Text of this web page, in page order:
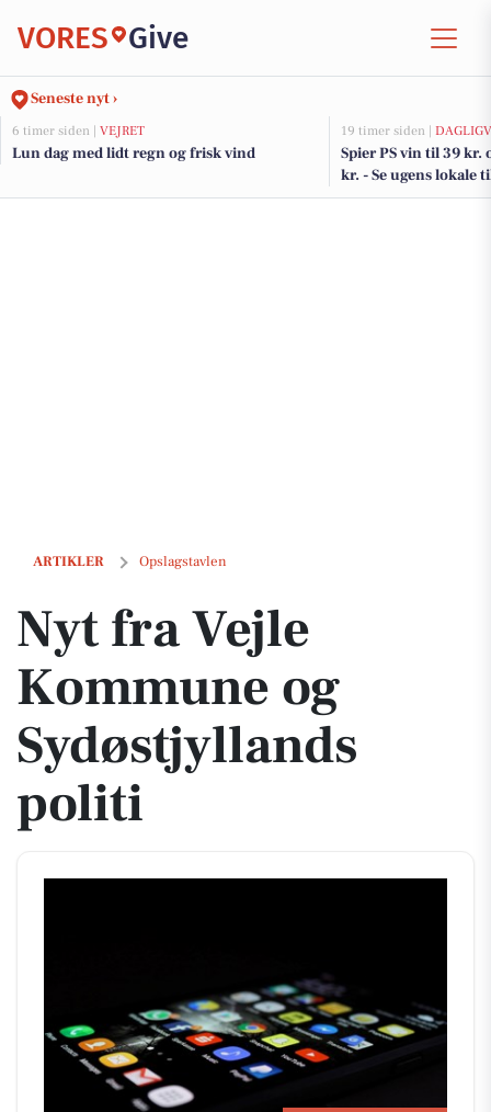
VORES Give
Seneste nyt ›
6 timer siden | VEJRET
Lun dag med lidt regn og frisk vind
19 timer siden |
Spier PS vin til 39 kr.
kr. - Se ugens lokale
ARTIKLER Opslagstavlen
Nyt fra Vejle Kommune og Sydøstjyllands politi
Nyt fra Vejle
Kommune og
Sydøstjyllands
politi